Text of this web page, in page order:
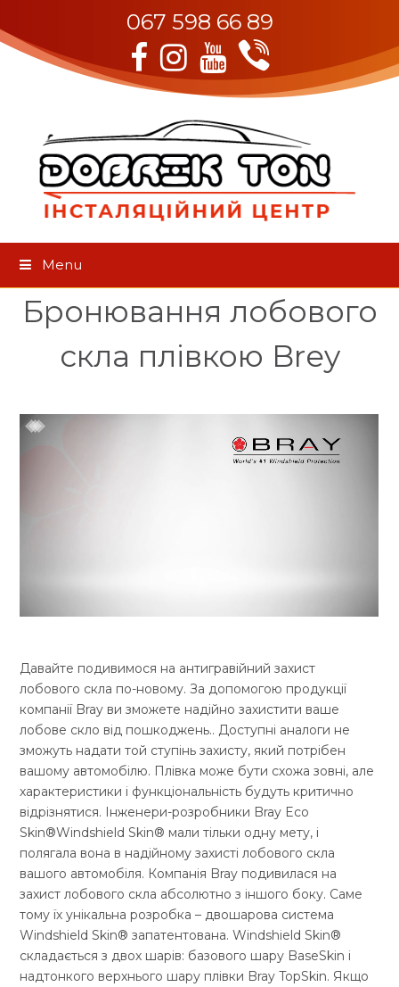
067 598 66 89
Facebook
Instagram
Youtube
Viber
Menu
Бронювання лобового
скла плівкою Brey
Давайте подивимося на антигравійний захист
лобового скла по-новому. За допомогою продукції
компанії Bray ви зможете надійно захистити ваше
лобове скло від пошкоджень.. Доступні аналоги не
зможуть надати той ступінь захисту, який потрібен
вашому автомобілю. Плівка може бути схожа зовні, але
характеристики і функціональність будуть критично
відрізнятися. Інженери-розробники Bray Eco
Skin®Windshield Skin® мали тільки одну мету, і
полягала вона в надійному захисті лобового скла
вашого автомобіля. Компанія Bray подивилася на
захист лобового скла абсолютно з іншого боку. Саме
тому їх унікальна розробка – двошарова система
Windshield Skin® запатентована. Windshield Skin®
складається з двох шарів: базового шару BaseSkin і
надтонкого верхнього шару плівки Bray TopSkin. Якщо